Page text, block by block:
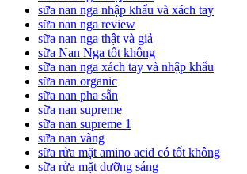
sữa nan nga nhập khẩu và xách tay
sữa nan nga review
sữa nan nga thật và giả
sữa Nan Nga tốt không
sữa nan nga xách tay và nhập khẩu
sữa nan organic
sữa nan pha sẵn
sữa nan supreme
sữa nan supreme 1
sữa nan vàng
sữa rửa mặt amino acid có tốt không
sữa rửa mặt dưỡng sáng